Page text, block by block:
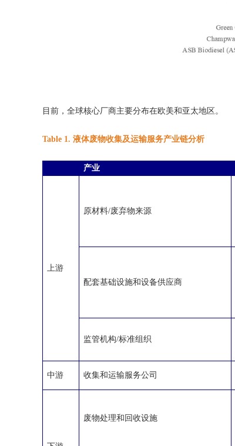
目前，全球核心厂商主要分布在欧美和亚太地区。
Table 1. 液体废物收集及运输服务产业链分析
产业
上游
原材料/废弃物来源
配套基础设施和设备供应商
监管机构/标准组织
中游 收集和运输服务公司
废物处理和回收设施